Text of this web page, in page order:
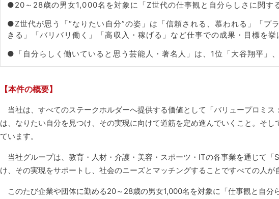
●20～28歳の男女1,000名を対象に「Z世代の仕事観と自分らしさに関す
●Z世代が思う「“なりたい自分”の姿」は「信頼される、慕われる」「プ
きる」「バリバリ働く」「高収入・稼げる」など仕事での成果・目標を挙
●「自分らしく働いていると思う芸能人・著名人」は、1位「大谷翔平」
【本件の概要】
当社は、すべてのステークホルダーへ提供する価値として「バリュープロミ
は、なりたい自分を見つけ、その実現に向けて道筋を定め進んでいくこと。そ
ています。
当社グループは、教育・人材・介護・美容・スポーツ・ITの各事業を通じて
け、その実現をサポートし、社会のニーズとマッチングすることですべての人
このたび企業や団体に勤める20～28歳の男女1,000名を対象に「仕事観と自分